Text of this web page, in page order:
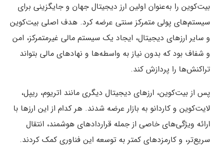
بیت‌کوین را به‌عنوان اولین ارز دیجیتال جهان و جایگزینی برای
سیستم‌های پولی متمرکز سنتی عرضه کرد. هدف اصلی بیت‌کوین
و سایر ارزهای دیجیتال، ایجاد یک سیستم مالی غیرمتمرکز، امن
و شفاف بود که بدون نیاز به واسطه‌ها و نهادهای مالی بتواند
تراکنش‌ها را پردازش کند.
پس از بیت‌کوین، ارزهای دیجیتال دیگری مانند اتریوم، ریپل،
لایت‌کوین و کاردانو به بازار عرضه شدند. هر کدام از این ارزها با
ارائه ویژگی‌های خاصی از جمله قراردادهای هوشمند، انتقال
سریع‌تر، و کارمزدهای کمتر به توسعه این فناوری کمک کردند.